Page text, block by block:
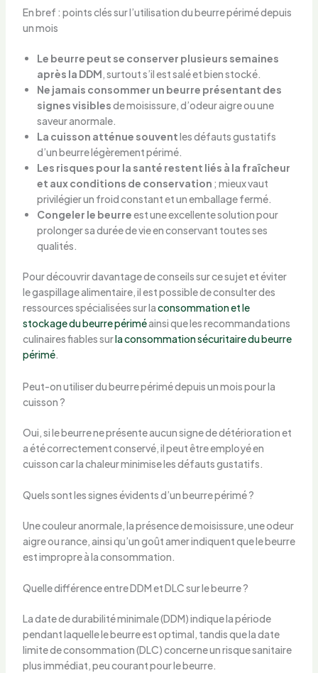
En bref : points clés sur l’utilisation du beurre périmé depuis
un mois
Le beurre peut se conserver plusieurs semaines
après la DDM, surtout s’il est salé et bien stocké.
Ne jamais consommer un beurre présentant des
signes visiblesde moisissure, d’odeur aigre ou une
saveur anormale.
La cuisson atténue souventles défauts gustatifs
d’un beurre légèrement périmé.
Les risques pour la santé restent liés à la fraîcheur
et aux conditions de conservation ; mieux vaut
privilégier un froid constant et un emballage fermé.
Congeler le beurreest une excellente solution pour
prolonger sa durée de vie en conservant toutes ses
qualités.
Pour découvrir davantage de conseils sur ce sujet et éviter
le gaspillage alimentaire, il est possible de consulter des
ressources spécialisées sur laconsommation et le
stockage du beurre périméainsi que les recommandations
culinaires fiables surla consommation sécuritaire du beurre
périmé.
Peut-on utiliser du beurre périmé depuis un mois pour la
cuisson ?
Oui, si le beurre ne présente aucun signe de détérioration et
a été correctement conservé, il peut être employé en
cuisson car la chaleur minimise les défauts gustatifs.
Quels sont les signes évidents d’un beurre périmé ?
Une couleur anormale, la présence de moisissure, une odeur
aigre ou rance, ainsi qu’un goût amer indiquent que le beurre
est impropre à la consommation.
Quelle différence entre DDM et DLC sur le beurre ?
La date de durabilité minimale (DDM) indique la période
pendant laquelle le beurre est optimal, tandis que la date
limite de consommation (DLC) concerne un risque sanitaire
plus immédiat, peu courant pour le beurre.